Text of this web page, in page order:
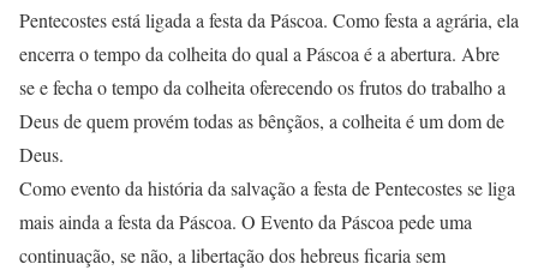
Pentecostes está ligada a festa da Páscoa. Como festa a agrária, ela
encerra o tempo da colheita do qual a Páscoa é a abertura. Abre
se e fecha o tempo da colheita oferecendo os frutos do trabalho a
Deus de quem provém todas as bênçãos, a colheita é um dom de
Deus.
Como evento da história da salvação a festa de Pentecostes se liga
mais ainda a festa da Páscoa. O Evento da Páscoa pede uma
continuação, se não, a libertação dos hebreus ficaria sem